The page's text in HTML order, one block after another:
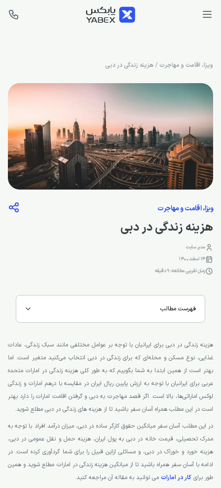
ویزا، اقامت و مهاجرت / هزینه زندگی در دبی
ویزا، اقامت و مهاجرت
هزینه زندگی در دبی
مدیر سایت
14 اسفند 1400
زمان تقریبی مطالعه: 9 دقیقه
فهرست مطالب
هزینه زندگی در دبی برای ایرانیان با توجه بر عوامل مختلفی مانند سبک زندگی، عادات
غذایی، نوع مسکن و محله‌ای که برای زندگی در دبی انتخاب می‌کنید متغیر است. اما
بهتر است از همین ابتدا به شما بگوییم که به طور کلی هزینه زندگی در امارات متحده
عربی برای ایرانیان با توجه به ارزش پایین ریال ایران در مقایسه با درهم امارات و زندگی
لوکس اماراتی‌ها، بالا است. اگر قصد مهاجرت به دبی و گرفتن اقامت امارات را دارد بهتر
است در این مطلب همراه آسان سفر باشید تا از هزینه های زندگی در دبی مطلع شوید.
در این مطلب آسان سفر میانگین حقوق کارگر ساده در دبی، میزان درآمد افراد با توجه به
مدرک تحصیلی، قیمت خانه در دبی به پول ایران، هزینه حمل و نقل عمومی در دبی،
هزینه خورد و خوراک در دبی، و مسائلی ازاین قبیل را برای شما گردآوری کرده است. در
ادامه با آسان سفر همراه باشید تا از میانگین هزینه زندگی در امارات مطلع شوید و همین
طور برای کار در امارات می توانید به مقاله آن مراجعه کنید.